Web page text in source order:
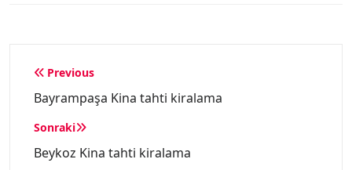
Yazı
gezinmesi
Previous
Bayrampaşa Kina tahti kiralama
Sonraki
Beykoz Kina tahti kiralama